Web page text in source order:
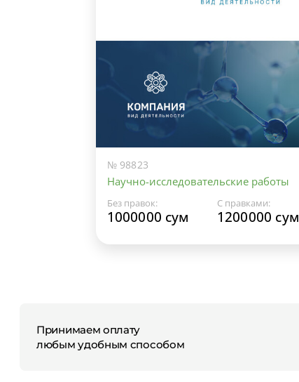
№ 98823
Научно-исследовательские работы
Без правок:
1000000 сум
С правками:
1200000 сум
Принимаем оплату
любым удобным способом